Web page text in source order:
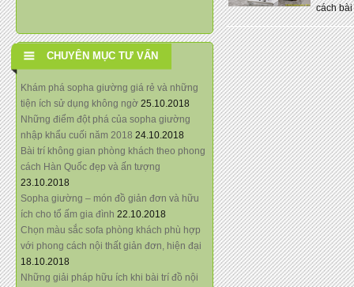
CHUYÊN MỤC TƯ VẤN
Khám phá sopha giường giá rẻ và những
tiện ích sử dụng không ngờ 25.10.2018
Những điểm đột phá của sopha giường
nhập khẩu cuối năm 2018 24.10.2018
Bài trí không gian phòng khách theo phong
cách Hàn Quốc đẹp và ấn tượng
23.10.2018
Sopha giường – món đồ giản đơn và hữu
ích cho tổ ấm gia đình 22.10.2018
Chọn màu sắc sofa phòng khách phù hợp
với phong cách nội thất giản đơn, hiện đại
18.10.2018
Những giải pháp hữu ích khi bài trí đồ nội
cách